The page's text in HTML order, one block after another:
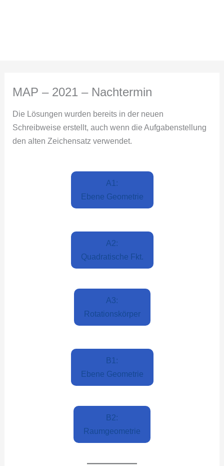
MAP – 2021 – Nachtermin
Die Lösungen wurden bereits in der neuen
Schreibweise erstellt, auch wenn die Aufgabenstellung
den alten Zeichensatz verwendet.
A1:
Ebene Geometrie
A2:
Quadratische Fkt.
A3:
Rotationskörper
B1:
Ebene Geometrie
B2:
Raumgeometrie